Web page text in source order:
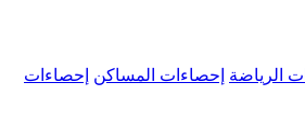
الرياضة إحصاءات المساكن إحصاءات